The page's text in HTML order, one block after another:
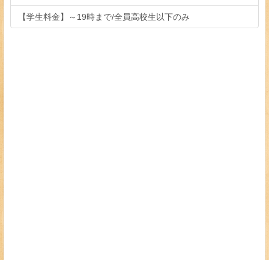
【学生料金】～19時まで/全員高校生以下のみ